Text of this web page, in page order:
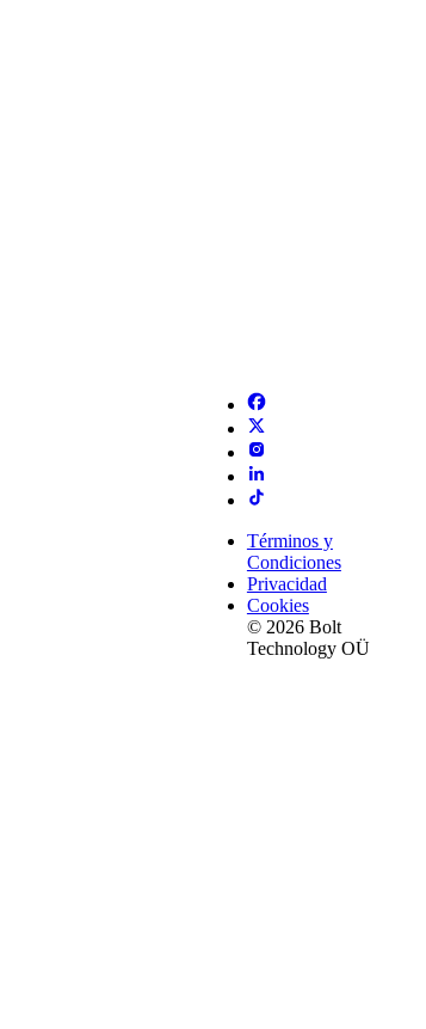
Términos y
Condiciones
Privacidad
Cookies
© 2026 Bolt
Technology OÜ